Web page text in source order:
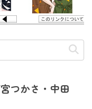
つかさ・中田